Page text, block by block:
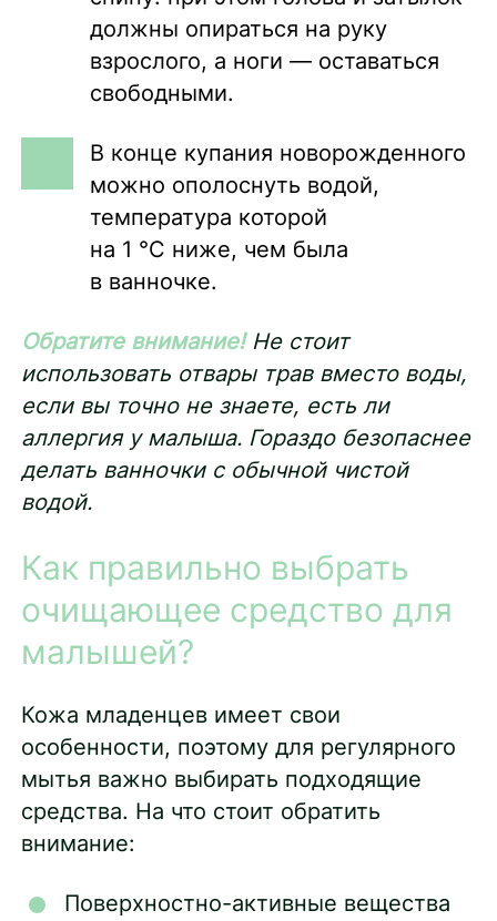
должны опираться на руку
взрослого, а ноги — оставаться
свободными.
В конце купания новорожденного
можно ополоснуть водой,
температура которой
на 1 °С ниже, чем была
в ванночке.
Обратите внимание! Не стоит
использовать отвары трав вместо воды,
если вы точно не знаете, есть ли
аллергия у малыша. Гораздо безопаснее
делать ванночки с обычной чистой
водой.
Как правильно выбрать
очищающее средство для
малышей?
Кожа младенцев имеет свои
особенности, поэтому для регулярного
мытья важно выбирать подходящие
средства. На что стоит обратить
внимание:
Поверхностно-активные вещества